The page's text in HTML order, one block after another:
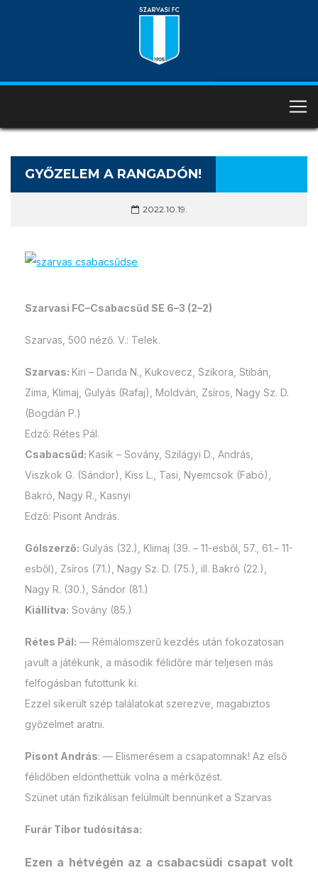
GYŐZELEM A RANGADÓN!
2022.10.19.
Szarvasi FC–Csabacsűd SE 6–3 (2–2)
Szarvas, 500 néző. V.: Telek.
Szarvas: Kiri – Darida N., Kukovecz, Szikora, Stibán,
Zima, Klimaj, Gulyás (Rafaj), Moldván, Zsíros, Nagy Sz. D.
(Bogdán P.)
Edző: Rétes Pál.
Csabacsűd: Kasik – Sovány, Szilágyi D., András,
Viszkok G. (Sándor), Kiss L., Tasi, Nyemcsok (Fabó),
Bakró, Nagy R., Kasnyi
Edző: Pisont András.
Gólszerző: Gulyás (32.), Klimaj (39. – 11-esből, 57., 61.– 11-
esből), Zsíros (71.), Nagy Sz. D. (75.), ill. Bakró (22.),
Nagy R. (30.), Sándor (81.)
Kiállítva: Sovány (85.)
Rétes Pál: — Rémálomszerű kezdés után fokozatosan
javult a játékunk, a második félidőre már teljesen más
felfogásban futottunk ki.
Ezzel sikerült szép találatokat szerezve, magabiztos
győzelmet aratni.
Pisont András: — Elismerésem a csapatomnak! Az első
félidőben eldönthettük volna a mérkőzést.
Szünet után fizikálisan felülmúlt bennünket a Szarvas
Furár Tibor tudósítása:
Ezen a hétvégén az a csabacsüdi csapat volt